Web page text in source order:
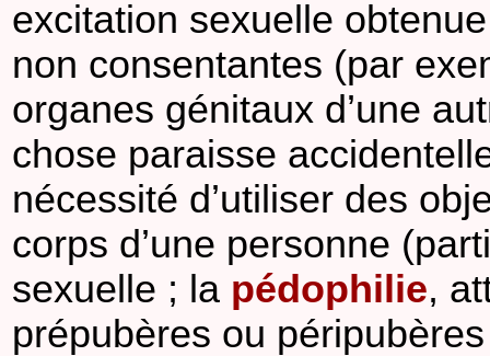
excitation sexuelle
non consentantes (par
organes génitaux d’une
chose paraisse
nécessité d’utiliser des
corps d’une personne
sexuelle ; la pédophilie,
prépubères ou